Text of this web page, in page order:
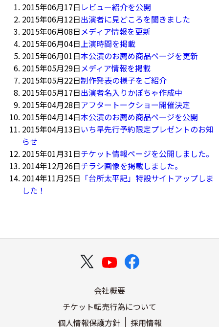
2015年06月17日 レビュー紹介を公開
2015年06月12日出演者に見どころを聞きました
2015年06月08日 メディア情報を更新
2015年06月04日 上演時間を掲載
2015年06月01日本公演のお薦め商品ページを更新
2015年05月29日 メディア情報を掲載
2015年05月22日制作発表の様子をご紹介
2015年05月17日出演者名入りかぼちゃ作成中
2015年04月28日アフタートークショー開催決定
2015年04月14日本公演のお薦め商品ページを公開
2015年04月13日いち早先行予約限定プレゼントのお知
らせ
2015年01月31日チケット情報ページを公開しました。
2014年12月26日チラシ画像を掲載しました。
2014年11月25日 「台所太平記」特設サイトアップしま
した！
会社概要
チケット転売行為について
個人情報保護方針
採用情報